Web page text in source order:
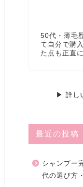
50代・薄毛
て自分で購
た点も正直
▶ 詳し
最近の投稿
シャンプー
代の選び方